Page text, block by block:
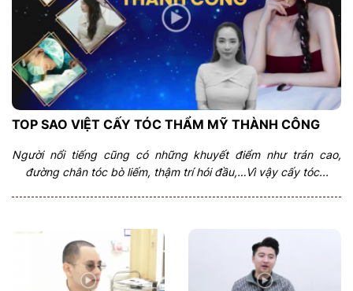
TOP SAO VIỆT CẤY TÓC THẨM MỸ THÀNH CÔNG
Người nổi tiếng cũng có những khuyết điểm như trán cao,
đường chân tóc bò liếm, thậm trí hói đầu,…Vì vậy cấy tóc...